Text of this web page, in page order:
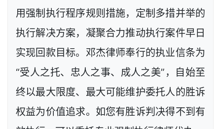
用强制执行程序规则措施，定制多措并举的
执行解决方案，凝聚合力推动执行案件早日
实现回款目标。邓杰律师奉行的执业信条为
“受人之托、忠人之事、成人之美”，自始至
终以最大限度、最大可能维护委托人的胜诉
权益为价值追求。如您有胜诉判决得不到有